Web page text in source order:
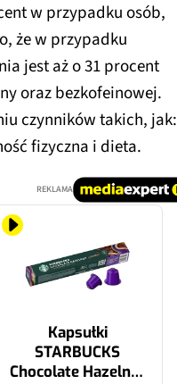
w przypadku osób,
że w przypadku
jest aż o 31 procent
oraz bezkofeinowej.
czynników takich, jak:
fizyczna i dieta.
REKLAMA
Kapsułki
STARBUCKS
Chocolate Hazelnut